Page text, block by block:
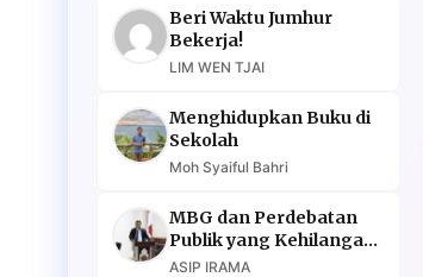
Beri Waktu Jumhur
Bekerja!
LIM WEN TJAI
Menghidupkan Buku di
Sekolah
Moh Syaiful Bahri
MBG dan Perdebatan
Publik yang Kehilangan
Argumen
ASIP IRAMA